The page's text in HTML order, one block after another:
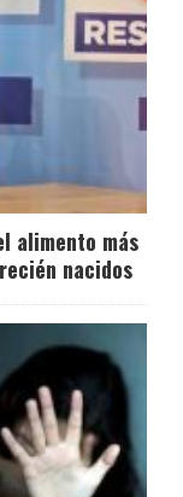
alimento más
nacidos